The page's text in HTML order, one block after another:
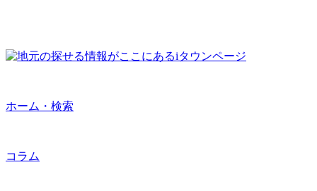
ホーム・検索
コラム